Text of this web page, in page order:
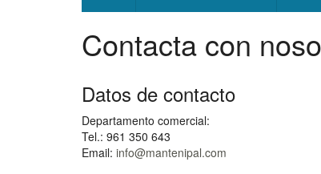
Contacta con
Datos de contacto
Departamento comercial:
Tel.: 961 350 643
Email: info@mantenipal.com